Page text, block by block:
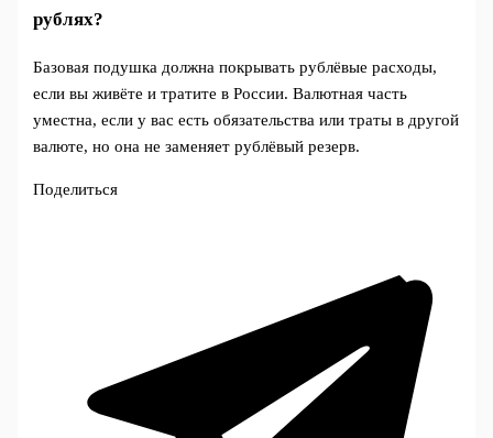
рублях?
Базовая подушка должна покрывать рублёвые расходы,
если вы живёте и тратите в России. Валютная часть
уместна, если у вас есть обязательства или траты в другой
валюте, но она не заменяет рублёвый резерв.
Поделиться